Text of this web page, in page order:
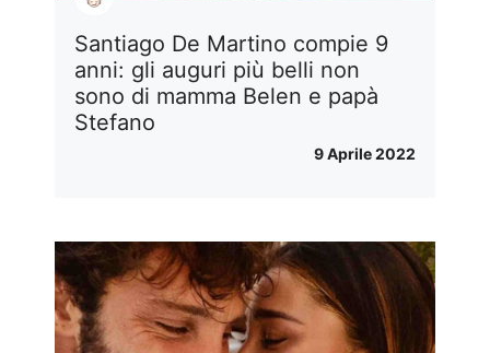
Santiago De Martino compie 9
anni: gli auguri più belli non
sono di mamma Belen e papà
Stefano
9 Aprile 2022